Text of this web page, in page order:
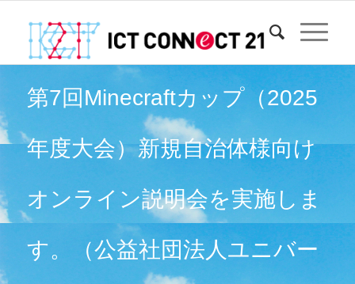
第7回Minecraftカップ（2025
年度大会）新規自治体様向け
オンライン説明会を実施しま
す。（公益社団法人ユニバー